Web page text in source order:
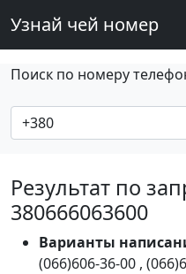
Узнай чей номер
Поиск по номеру
Результат по
380666063600
Варианты
(066)606-36-00 ,